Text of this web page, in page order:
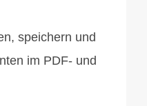
speichern und
im PDF- und